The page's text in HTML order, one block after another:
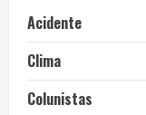
Acidente
Clima
Colunistas